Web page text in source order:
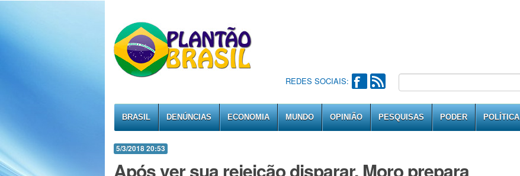
REDES SOCIAIS:
BRASIL DENÚNCIAS ECONOMIA MUNDO OPINIÃO PESQUISAS PODER POLÍTICA
5/3/2018 20:53
Após ver sua rejeição disparar, Moro prepara